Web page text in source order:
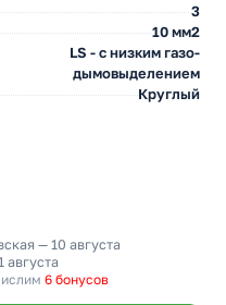
3
10 мм2
LS - с низким газо-
дымовыделением
Круглый
— 10 августа
августа
6 бонусов